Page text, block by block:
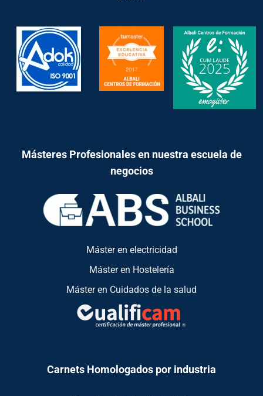
Másteres Profesionales en nuestra escuela de
negocios
Máster en electricidad
Máster en Hostelería
Máster en Cuidados de la salud
Carnets Homologados por industria